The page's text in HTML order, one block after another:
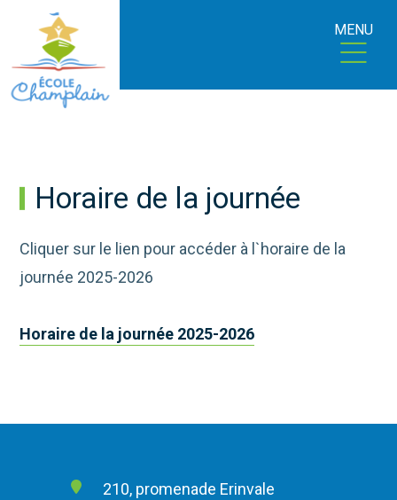
MENU
Horaire de la journée
Cliquer sur le lien pour accéder à l`horaire de la
journée 2025-2026
Horaire de la journée 2025-2026
210, promenade Erinvale